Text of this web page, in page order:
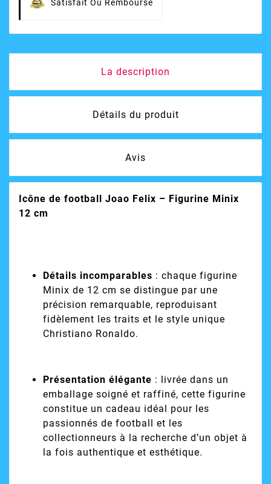
Satisfait Ou Remboursé
La description
Détails du produit
Avis
Icône de football Joao Felix – Figurine Minix
12 cm
Détails incomparables : chaque figurine
Minix de 12 cm se distingue par une
précision remarquable, reproduisant
fidèlement les traits et le style unique
Christiano Ronaldo.
Présentation élégante : livrée dans un
emballage soigné et raffiné, cette figurine
constitue un cadeau idéal pour les
passionnés de football et les
collectionneurs à la recherche d’un objet à
la fois authentique et esthétique.